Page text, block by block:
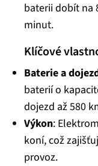
baterii dobít na
minut.
Klíčové
Baterie a
baterií o
dojezd až 580
Výkon:
koní, což
provoz.